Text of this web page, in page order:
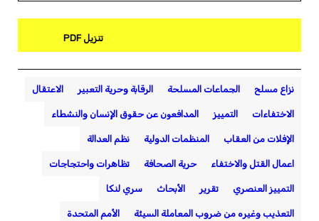
تنزيل PDF
نزاع مسلح الجماعات المسلحة الرقابة وحرية التعبير الاعتقال
الاختفاءات التمييز المدافعون عن حقوق الإنسان والنشطاء
الإفلات من العقاب المنظمات الدولية نظم العدالة
اعمال القتل والاختفاء حرية الصحافة تظاهرات واحتجاجات
التمييز العنصري تقرير الأبحاث سري لنكا
التعذيب وغيره من ضروب المعاملة السيئة الأمم المتحدة